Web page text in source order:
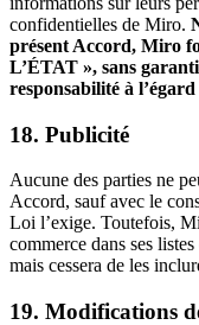
confidentielles de Miro.
présent Accord, Miro
L’ÉTAT », sans
responsabilité à
18. Publicité
Aucune des parties ne
Accord, sauf avec le
Loi l’exige. Toutefois,
commerce dans ses
mais cessera de les
19. Modifications